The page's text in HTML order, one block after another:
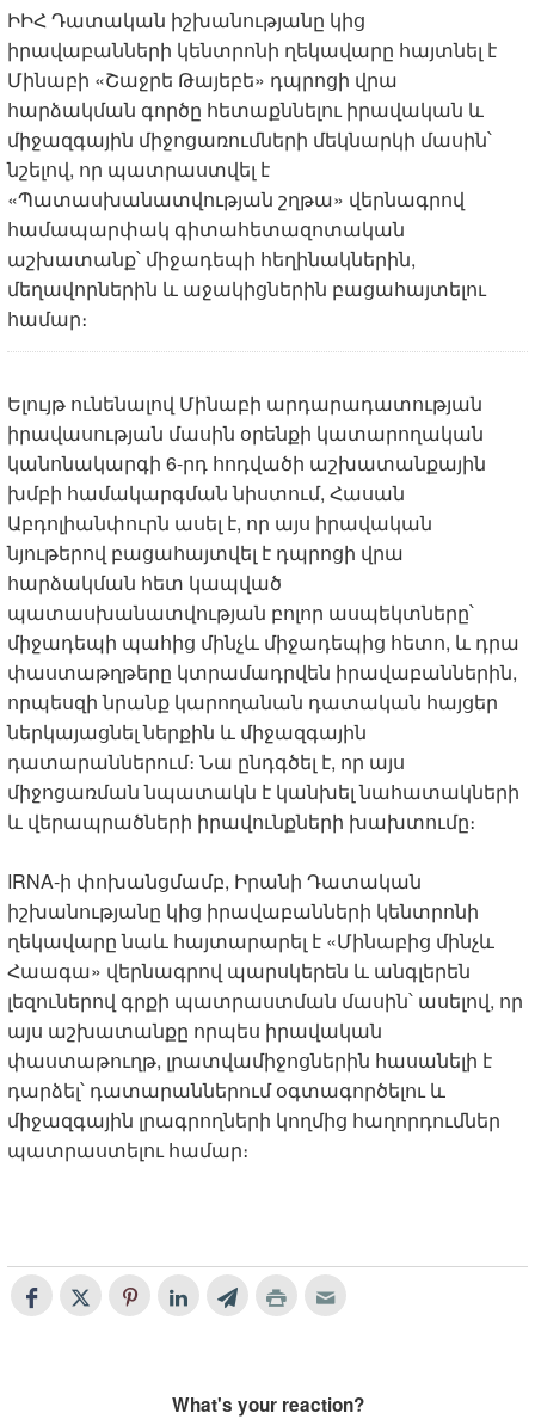
ԻԻՀ Դատական իշխանությանը կից
իրավաբանների կենտրոնի ղեկավարը հայտնել է
Մինաբի «Շաջրե Թայեբե» դպրոցի վրա
հարձակման գործը հետաքննելու իրավական և
միջազգային միջոցառումների մեկնարկի մասին՝
նշելով, որ պատրաստվել է
«Պատասխանատվության շղթա» վերնագրով
համապարփակ գիտահետազոտական
աշխատանք՝ միջադեպի հեղինակներին,
մեղավորներին և աջակիցներին բացահայտելու
համար։
Ելույթ ունենալով Մինաբի արդարադատության
իրավասության մասին օրենքի կատարողական
կանոնակարգի 6-րդ հոդվածի աշխատանքային
խմբի համակարգման նիստում, Հասան
Աբդոլիանփուրն ասել է, որ այս իրավական
նյութերով բացահայտվել է դպրոցի վրա
հարձակման հետ կապված
պատասխանատվության բոլոր ասպեկտները՝
միջադեպի պահից մինչև միջադեպից հետո, և դրա
փաստաթղթերը կտրամադրվեն իրավաբաններին,
որպեսզի նրանք կարողանան դատական հայցեր
ներկայացնել ներքին և միջազգային
դատարաններում։ Նա ընդգծել է, որ այս
միջոցառման նպատակն է կանխել նահատակների
և վերապրածների իրավունքների խախտումը։
IRNA-ի փոխանցմամբ, Իրանի Դատական
իշխանությանը կից իրավաբանների կենտրոնի
ղեկավարը նաև հայտարարել է «Մինաբից մինչև
Հաագա» վերնագրով պարսկերեն և անգլերեն
լեզուներով գրքի պատրաստման մասին՝ ասելով, որ
այս աշխատանքը որպես իրավական
փաստաթուղթ, լրատվամիջոցներին հասանելի է
դարձել՝ դատարաններում օգտագործելու և
միջազգային լրագրողների կողմից հաղորդումներ
պատրաստելու համար։